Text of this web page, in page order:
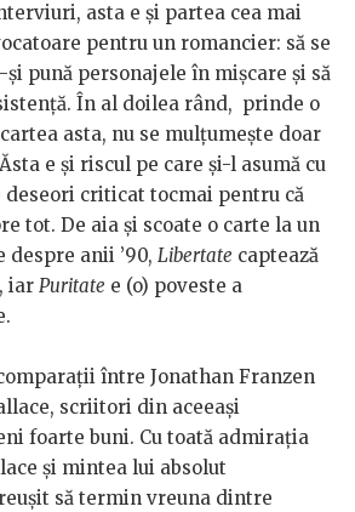
asta e și partea cea mai
pentru un romancier: să se
și pună personajele în mișcare și să
În al doilea rând, prinde o
asta, nu se mulțumește doar
e și riscul pe care și-l asumă cu
deseori criticat tocmai pentru că
tot. De aia și scoate o carte la un
despre anii ’90, Libertate captează
iar Puritate e (o) poveste a
între Jonathan Franzen
scriitori din aceeași
foarte buni. Cu toată admirația
și mintea lui absolut
să termin vreuna dintre